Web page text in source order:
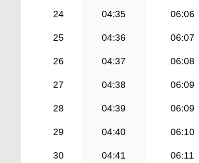
24 04:35 06:06
25 04:36 06:07
26 04:37 06:08
27 04:38 06:09
28 04:39 06:09
29 04:40 06:10
30 04:41 06:11